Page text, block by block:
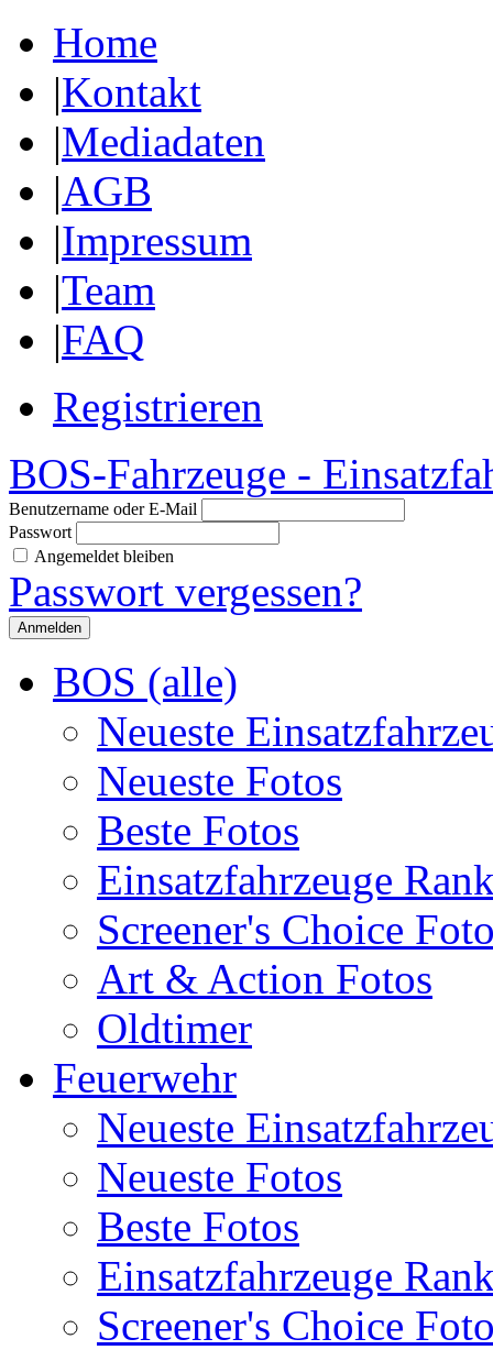
Home
|Kontakt
|Mediadaten
|AGB
|Impressum
|Team
|FAQ
Registrieren
BOS-Fahrzeuge -
Benutzername oder E-Mail
Passwort
Angemeldet bleiben
Passwort vergessen?
BOS (alle)
Neueste
Neueste Fotos
Beste Fotos
Einsatzfahrzeuge
Screener's Choice
Art & Action Fotos
Oldtimer
Feuerwehr
Neueste
Neueste Fotos
Beste Fotos
Einsatzfahrzeuge
Screener's Choice